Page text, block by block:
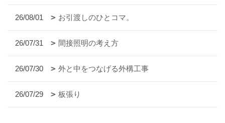
26/08/01 お引渡しのひとコマ。
26/07/31 間接照明の考え方
26/07/30 外と中をつなげる外構工事
26/07/29 板張り